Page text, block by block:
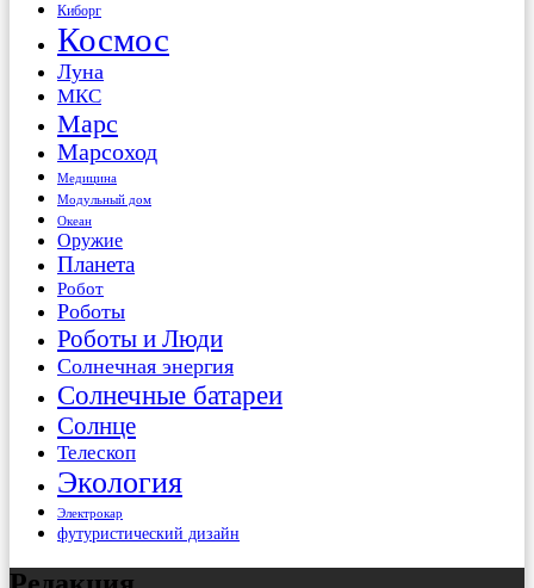
Киборг
Космос
Луна
МКС
Марс
Марсоход
Медицина
Модульный дом
Океан
Оружие
Планета
Робот
Роботы
Роботы и Люди
Солнечная энергия
Солнечные батареи
Солнце
Телескоп
Экология
Электрокар
футуристический дизайн